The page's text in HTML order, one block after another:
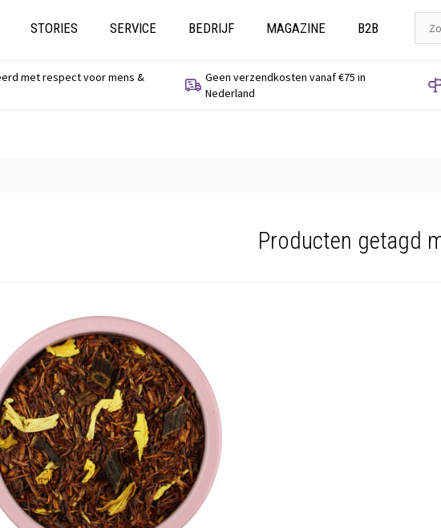
STORIES SERVICE BEDRIJF MAGAZINE B2B
met respect voor mens &
Geen verzendkosten vanaf €75 in
Nederland
Producten getagd